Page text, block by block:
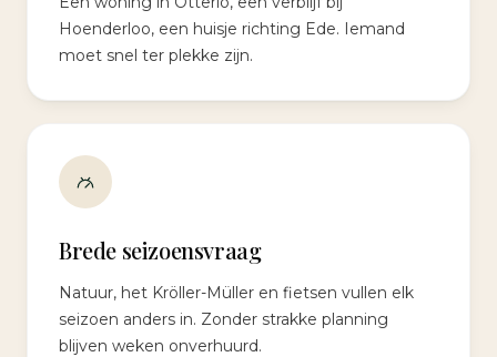
Hoenderloo, een huisje richting Ede. Iemand
moet snel ter plekke zijn.
Brede seizoensvraag
Natuur, het Kröller-Müller en fietsen vullen elk
seizoen anders in. Zonder strakke planning
blijven weken onverhuurd.